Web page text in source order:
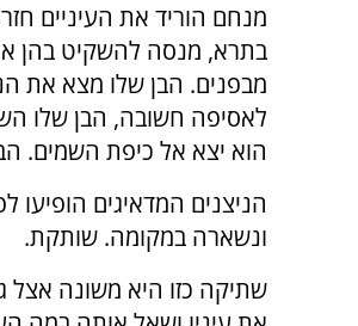
מנחם הוריד את העיניים
בתרא, מנסה להשקיט בהן
מבפנים. הבן שלו מצא את
לאסיפה חשובה, הבן שלו
הוא יצא אל כיפת השמים.
הניצנים המדאיגים
ונשארה במקומה. שותקת.
שתיקה כזו היא משונה אצל